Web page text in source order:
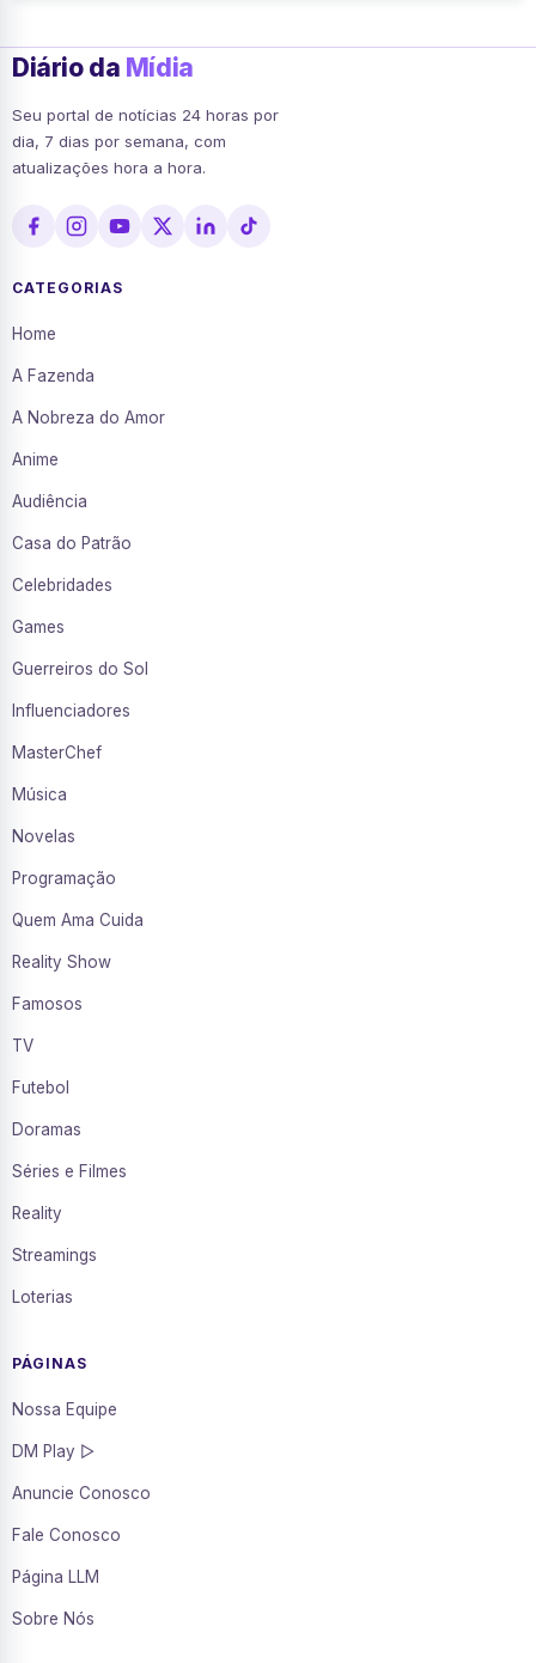
Diário da Mídia
Seu portal de notícias 24 horas por
dia, 7 dias por semana, com
atualizações hora a hora.
CATEGORIAS
Home
A Fazenda
A Nobreza do Amor
Anime
Audiência
Casa do Patrão
Celebridades
Games
Guerreiros do Sol
Influenciadores
MasterChef
Música
Novelas
Programação
Quem Ama Cuida
Reality Show
Famosos
TV
Futebol
Doramas
Séries e Filmes
Reality
Streamings
Loterias
PÁGINAS
Nossa Equipe
DM Play ▷
Anuncie Conosco
Fale Conosco
Página LLM
Sobre Nós